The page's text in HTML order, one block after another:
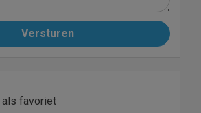
Versturen
favoriet